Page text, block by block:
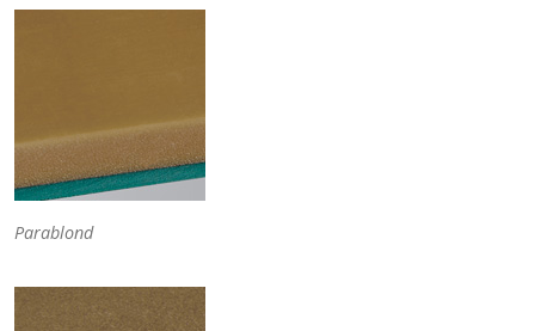
Parablond